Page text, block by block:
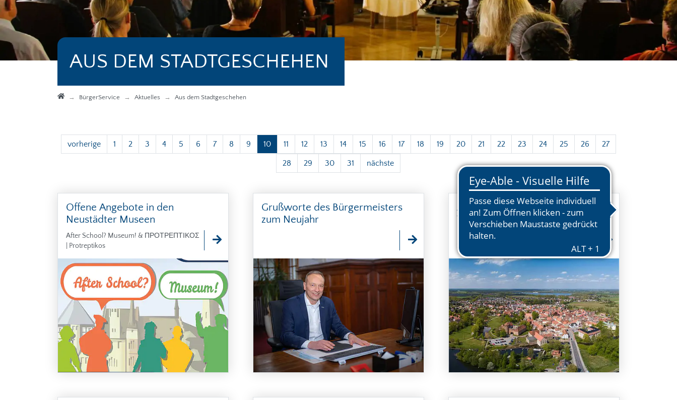
AUS DEM STADTGESCHEHEN
StartseiteBürgerService Aktuelles Aus dem Stadtgeschehen
vorherige 1 2 3 4 5 6 7 8 9 10 11 12 13 14 15 16 17 18 19 20 21 22 23 24 25 26 27
28 29 30 31 nächste
Offene Angebote in den
Neustädter Museen
After School? Museum! & ΠΡΟΤΡΕΠΤΙΚΟΣ
| Protreptikos
Grußworte des Bürgermeisters
zum Neujahr
Anmeldung zum 47. Neustadt-
Treffen bis 16. Februar in der
TouristInfo
Diesjähriger Gastgeber ist vom 12. bis 14.
Mecklenburg-Vorpommern.